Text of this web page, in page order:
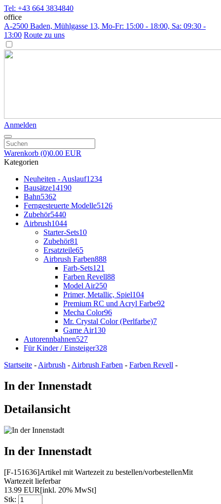
Tel: +43 664 3834840
office
A-2500 Baden, Mühlgasse 13, Mo-Fr: 15:00 - 18:00, Sa: 09:30 -
13:00 Route zu uns
Anmelden
Warenkorb (0)0.00 EUR
Kategorien
Neuheiten - Auslauf1234
Bausätze14190
Bahn5362
Ferngesteuerte Modelle5126
Zubehör5440
Airbrush1044
Starter-Sets10
Zubehör81
Ersatzteile65
Airbrush Farben888
Farb-Sets121
Farben Revell88
Model Air250
Primer, Metallic, Spiel104
Premium RC und Acryl Farbe92
Mecha Color96
Mr. Crystal Color (Perlfarbe)7
Game Air130
Autorennbahnen527
Für Kinder / Einsteiger328
Startseite - Airbrush - Airbrush Farben - Farben Revell -
In der Innenstadt
Detailansicht
In der Innenstadt
[F-151636]Artikel mit Wartezeit zu bestellen/vorbestellenMit
Wartezeit lieferbar
13.99 EUR[inkl. 20% MwSt]
Stk: